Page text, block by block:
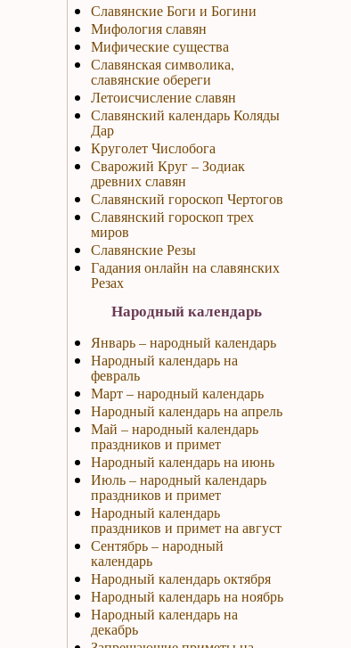
Славянские Боги и Богини
Мифология славян
Мифические существа
Славянская символика,
славянские обереги
Летоисчисление славян
Славянский календарь Коляды
Дар
Круголет Числобога
Сварожий Круг – Зодиак
древних славян
Славянский гороскоп Чертогов
Славянский гороскоп трех
миров
Славянские Резы
Гадания онлайн на славянских
Резах
Народный календарь
Январь – народный календарь
Народный календарь на
февраль
Март – народный календарь
Народный календарь на апрель
Май – народный календарь
праздников и примет
Народный календарь на июнь
Июль – народный календарь
праздников и примет
Народный календарь
праздников и примет на август
Сентябрь – народный
календарь
Народный календарь октября
Народный календарь на ноябрь
Народный календарь на
декабрь